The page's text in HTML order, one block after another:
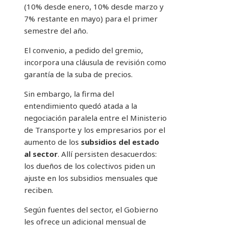
(10% desde enero, 10% desde marzo y
7% restante en mayo) para el primer
semestre del año.
El convenio, a pedido del gremio,
incorpora una cláusula de revisión como
garantía de la suba de precios.
Sin embargo, la firma del
entendimiento quedó atada a la
negociación paralela entre el Ministerio
de Transporte y los empresarios por el
aumento de los subsidios del estado
al sector. Allí persisten desacuerdos:
los dueños de los colectivos piden un
ajuste en los subsidios mensuales que
reciben.
Según fuentes del sector, el Gobierno
les ofrece un adicional mensual de